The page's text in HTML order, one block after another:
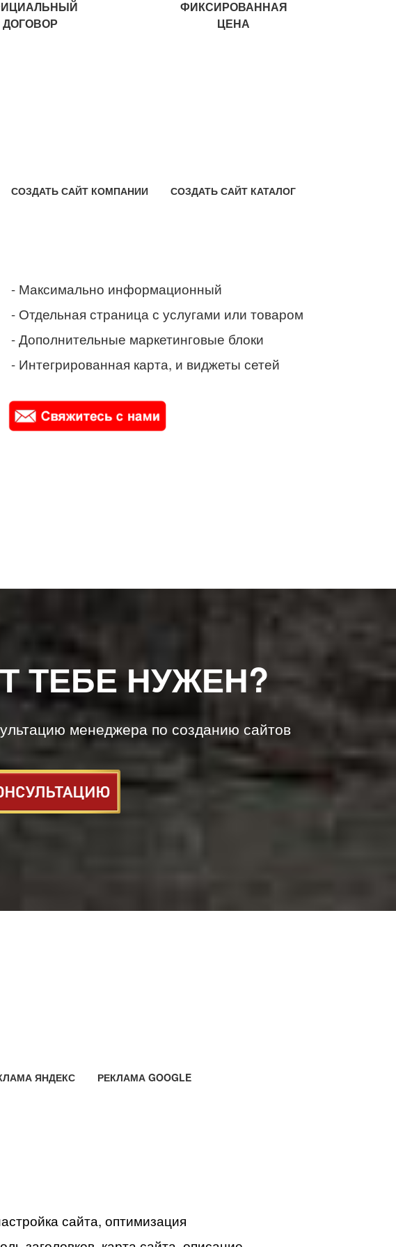
ДОГОВОР
ФИКСИРОВАННАЯ
ЦЕНА
СОЗДАТЬ САЙТ КОМПАНИИ СОЗДАТЬ САЙТ КАТАЛОГ
- Максимально информационный
- Отдельная страница с услугами или товаром
- Дополнительные маркетинговые блоки
- Интегрированная карта, и виджеты сетей
ТЕБЕ НУЖЕН?
менеджера по созданию сайтов
ЯНДЕКС РЕКЛАМА GOOGLE
сайта, оптимизация